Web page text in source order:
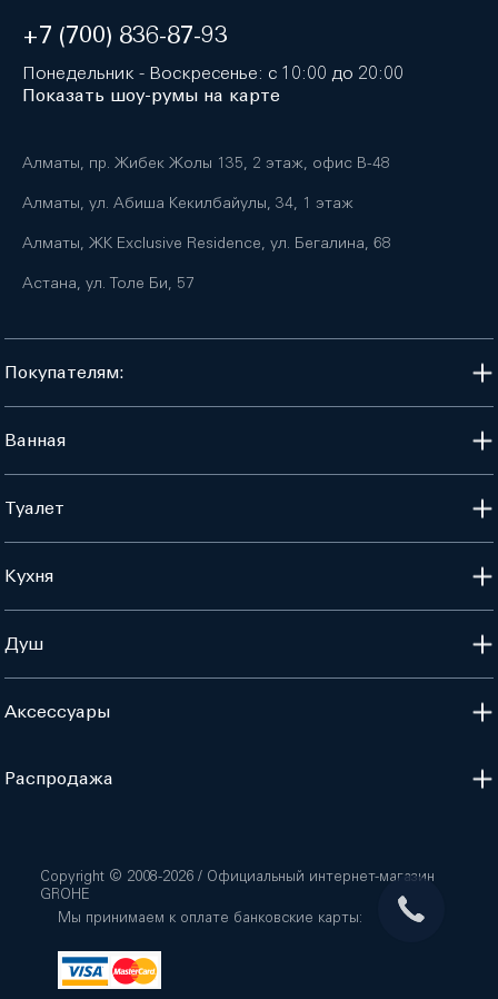
+7 (700) 836-87-93
Понедельник - Воскресенье: с 10:00 до 20:00
Показать шоу-румы на карте
Алматы, пр. Жибек Жолы 135, 2 этаж, офис B-48
Алматы, ул. Абиша Кекилбайулы, 34, 1 этаж
Алматы, ЖК Exclusive Residence, ул. Бегалина, 68
Астана, ул. Толе Би, 57
Покупателям:
Ванная
Туалет
Кухня
Душ
Аксессуары
Распродажа
Copyright © 2008-2026 / Официальный интернет-магазин
GROHE
Мы принимаем к оплате банковские карты: